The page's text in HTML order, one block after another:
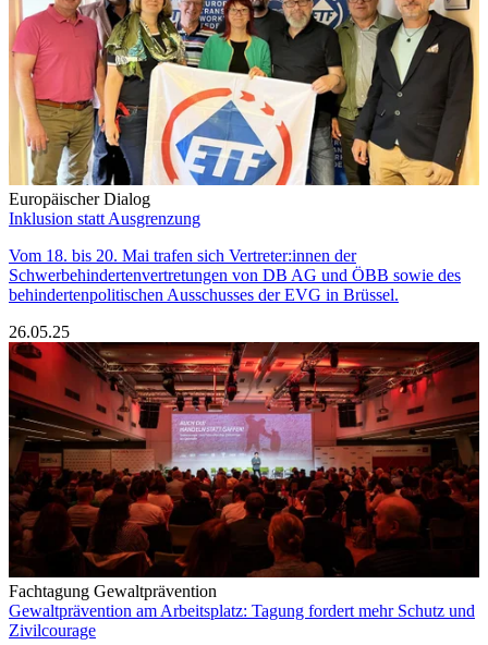
Europäischer Dialog
Inklusion statt Ausgrenzung
Vom 18. bis 20. Mai trafen sich Vertreter:innen der
Schwerbehindertenvertretungen von DB AG und ÖBB sowie des
behindertenpolitischen Ausschusses der EVG in Brüssel.
26.05.25
Fachtagung Gewaltprävention
Gewaltprävention am Arbeitsplatz: Tagung fordert mehr Schutz und
Zivilcourage